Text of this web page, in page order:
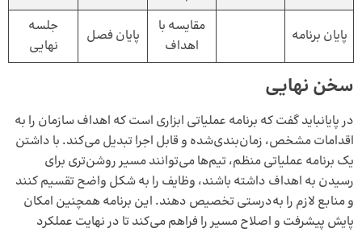
پایان برنامه
مقایسه با
اهداف
پایان فصل
جلسه
نهایی
سخن نهایی
در پایانباید گفت که برنامه عملیاتی ابزاری است که اهداف سازمان را به
اقدامات مشخص، زمان‌بندی‌شده و قابل اجرا تبدیل می‌کند. با داشتن
یک برنامه عملیاتی منظم، تیم‌ها می‌توانند مسیر روشن‌تری برای
رسیدن به اهداف داشته باشند، وظایف را به شکل واضح تقسیم کنند
و منابع لازم را به‌درستی تخصیص دهند. این برنامه همچنین امکان
پایش پیشرفت و اصلاح مسیر را فراهم می‌کند تا در نهایت عملکرد